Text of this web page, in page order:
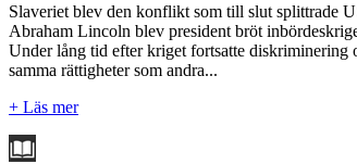
Slaveriet blev den konflikt som till slut splittrade
Abraham Lincoln blev president bröt
Under lång tid efter kriget fortsatte diskriminering
samma rättigheter som andra...
+ Läs mer